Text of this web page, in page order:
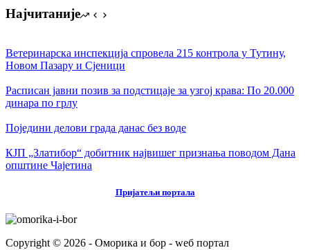
Најчитаније
Ветеринарска инспекција спровела 215 контрола у Тутину,
Новом Пазару и Сјеници
Расписан јавни позив за подстицаје за узгој крава: По 20.000
динара по грлу
Поједини делови града данас без воде
КЈП „Златибор“ добитник највишег признања поводом Дана
општине Чајетина
Пријатељи портала
Copyright © 2026 - Оморика и бор - wеб портал